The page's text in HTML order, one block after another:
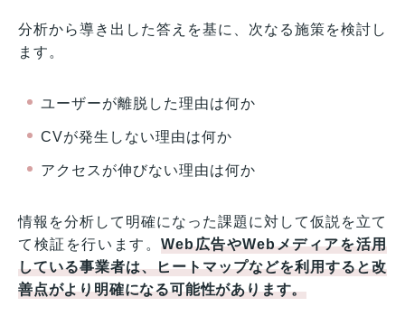
分析から導き出した答えを基に、次なる施策を検討し
ます。
ユーザーが離脱した理由は何か
CVが発生しない理由は何か
アクセスが伸びない理由は何か
情報を分析して明確になった課題に対して仮説を立て
て検証を行います。Web広告やWebメディアを活用
している事業者は、ヒートマップなどを利用すると改
善点がより明確になる可能性があります。